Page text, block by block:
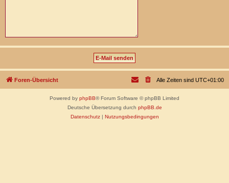
Foren-Übersicht Alle Zeiten sind UTC+01:00
Powered by phpBB® Forum Software © phpBB Limited
Deutsche Übersetzung durch phpBB.de
Datenschutz| Nutzungsbedingungen